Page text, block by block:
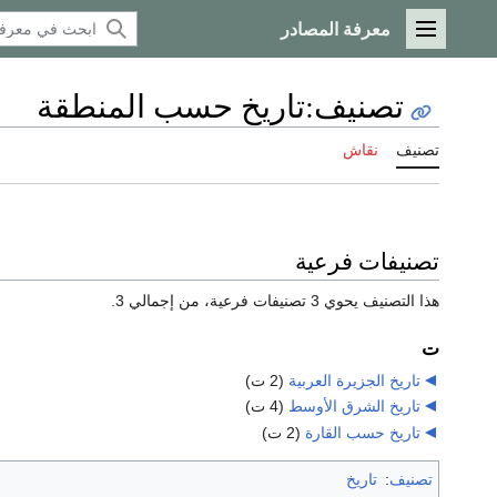
القائمة الرئيسية
معرفة المصادر
تصنيف:تاريخ حسب المنطقة
تصنيف نقاش
تصنيفات فرعية
هذا التصنيف يحوي 3 تصنيفات فرعية، من إجمالي 3.
ت
تاريخ الجزيرة العربية (2 ت)
تاريخ الشرق الأوسط (4 ت)
تاريخ حسب القارة (2 ت)
تصنيف: تاريخ